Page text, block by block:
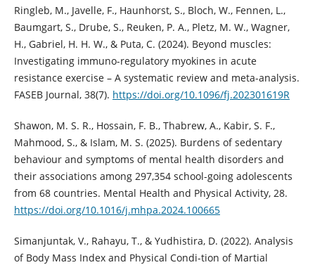
Ringleb, M., Javelle, F., Haunhorst, S., Bloch, W., Fennen, L.,
Baumgart, S., Drube, S., Reuken, P. A., Pletz, M. W., Wagner,
H., Gabriel, H. H. W., & Puta, C. (2024). Beyond muscles:
Investigating immuno-regulatory myokines in acute
resistance exercise – A systematic review and meta-analysis.
FASEB Journal, 38(7). https://doi.org/10.1096/fj.202301619R
Shawon, M. S. R., Hossain, F. B., Thabrew, A., Kabir, S. F.,
Mahmood, S., & Islam, M. S. (2025). Burdens of sedentary
behaviour and symptoms of mental health disorders and
their associations among 297,354 school-going adolescents
from 68 countries. Mental Health and Physical Activity, 28.
https://doi.org/10.1016/j.mhpa.2024.100665
Simanjuntak, V., Rahayu, T., & Yudhistira, D. (2022). Analysis
of Body Mass Index and Physical Condi-tion of Martial